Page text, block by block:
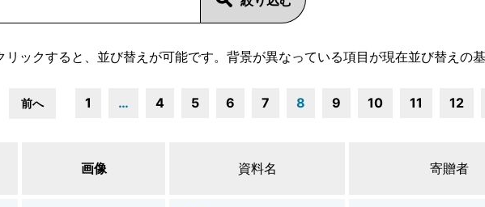
ックすると、並び替えが可能です。背景が異なっている項目が現在並び替えの基
前へ 1 … 4 5 6 7 8 9 10 11 12
画像 資料名 寄贈者